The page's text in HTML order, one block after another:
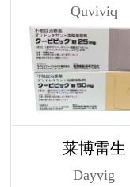
Quviviq
莱博雷生
Dayvig